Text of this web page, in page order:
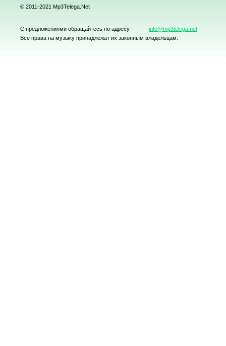
© 2011-2021 Mp3Telega.Net
С предложениями обращайтесь по адресу
info@mp3telega.net
Все права на музыку принадлежат их законным владельцам.